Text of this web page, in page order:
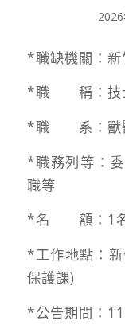
*職缺機關：新
*職 稱：技
*職 系：獸
*職務列等：
職等
*名 額：1
*工作地點：
保護課)
*公告期間：